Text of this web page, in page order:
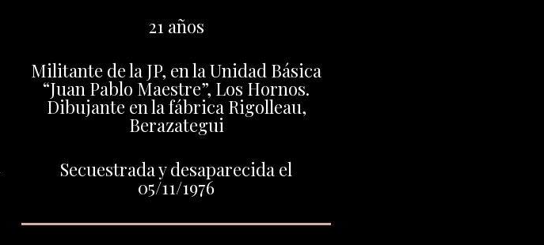
21 años
Militante de la JP, en la Unidad Básica
“Juan Pablo Maestre”, Los Hornos.
Dibujante en la fábrica Rigolleau,
Berazategui
Secuestrada y desaparecida el
05/11/1976